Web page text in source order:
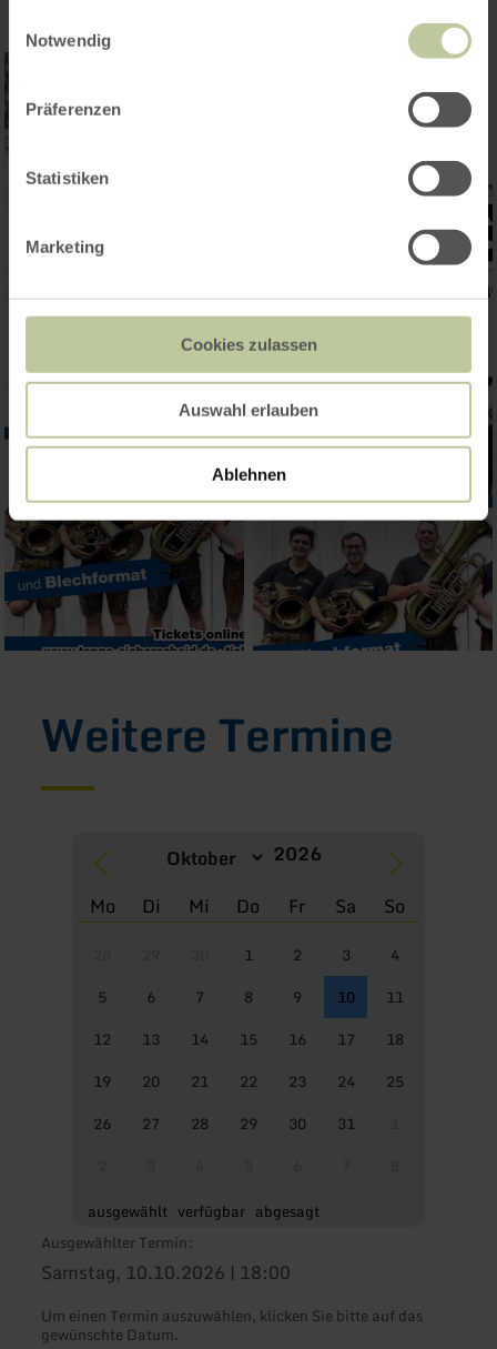
Notwendig
Präferenzen
Statistiken
Marketing
Cookies zulassen
Auswahl erlauben
Ablehnen
Weitere Termine
Mo Di Mi Do Fr Sa So
1 2 3
4
5
6 7 8 9 10
11
12
13 14 15 16 17
18
19
20 21 22 23 24
25
26
27 28 29 30 31
ausgewählt verfügbar abgesagt
Ausgewählter Termin:
Samstag, 10.10.2026 | 18:00
Um einen Termin auszuwählen, klicken Sie bitte auf das
gewünschte Datum.